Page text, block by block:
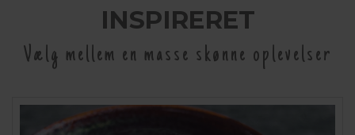
INSPIRERET
Vælg mellem en masse skønne oplevelser